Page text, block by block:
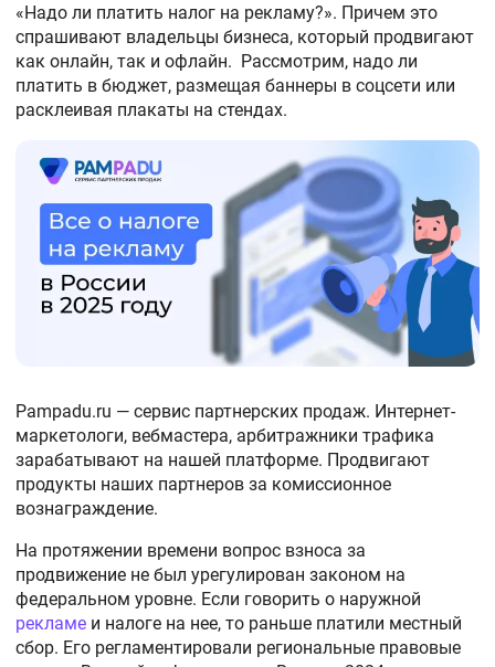
«Надо ли платить налог на рекламу?». Причем это
спрашивают владельцы бизнеса, который продвигают
как онлайн, так и офлайн. Рассмотрим, надо ли
платить в бюджет, размещая баннеры в соцсети или
расклеивая плакаты на стендах.
Pampadu.ru — сервис партнерских продаж. Интернет-
маркетологи, вебмастера, арбитражники трафика
зарабатывают на нашей платформе. Продвигают
продукты наших партнеров за комиссионное
вознаграждение.
На протяжении времени вопрос взноса за
продвижение не был урегулирован законом на
федеральном уровне. Если говорить о наружной
рекламе и налоге на нее, то раньше платили местный
сбор. Его регламентировали региональные правовые